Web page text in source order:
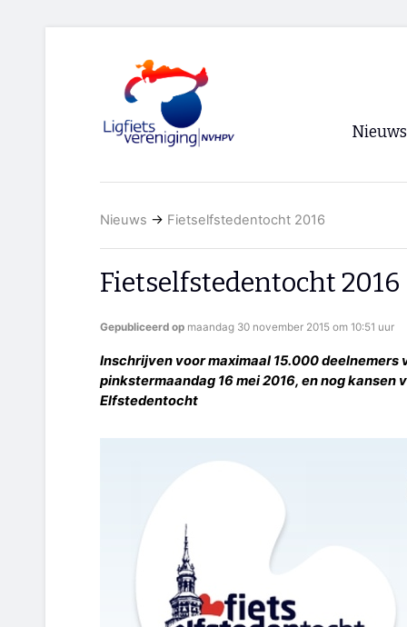
Nieuws
RSS
Nieuws → Fietselfstedentocht 2016
Fietselfstedentocht 2016
Gepubliceerd op maandag 30 november 2015 om 10:51 uur
Inschrijven voor maximaal 15.000
pinkstermaandag 16 mei 2016, en nog kansen
Elfstedentocht